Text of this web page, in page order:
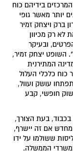
בידיהם כוח
יותר מאשר גופי
ברק ויצחק זמיר
לא רק מכיוון
ובעיקר
השופט יצחק זמיר,
המתירנית
כלכלי העלול
עושק ועוול,
שוק חופשי, קבע
בכבוד, בעת הצורך,
מחדש אם זה יישרף,
ששולמו על ידו
הממשלה.